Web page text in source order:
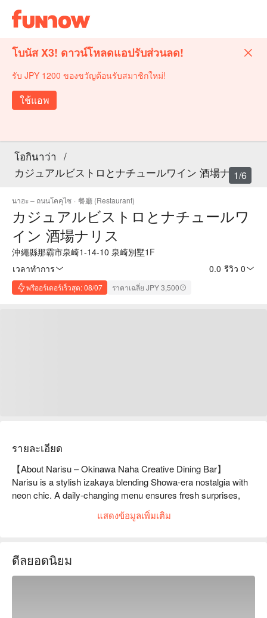
โบนัส X3! ดาวน์โหลดแอปรับส่วนลด!
รับ JPY 1200 ของขวัญต้อนรับสมาชิกใหม่!
ใช้แอพ
โอกินาว่า /
カジュアルビストロとナチュールワイン 酒場ナリス
นาฮะ – ถนนโคคุไซ · 餐廳 (Restaurant)
カジュアルビストロとナチュールワ
イン 酒場ナリス
沖繩縣那霸市泉崎1-14-10 泉崎別墅1F
เวลาทำการ
0.0 รีวิว 0
พรีออร์เดอร์เร็วสุด: 08/07 ราคาเฉลี่ย JPY 3,500
1/6
รายละเอียด
【About Narisu – Okinawa Naha Creative Dining Bar】
Narisu is a stylish izakaya blending Showa-era nostalgia with
neon chic. A daily-changing menu ensures fresh surprises,
from Western-style obanzai to fresh seafood, meats, and
pasta. Energetic staff and a vibrant music-infused space
【Signature Dishes】
Western-Style Obanzai｜Seasonal ingredients crafted into
แสดงข้อมูลเพิ่มเติม
ดีลยอดนิยม